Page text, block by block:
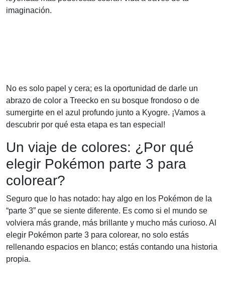
imaginación.
No es solo papel y cera; es la oportunidad de darle un
abrazo de color a Treecko en su bosque frondoso o de
sumergirte en el azul profundo junto a Kyogre. ¡Vamos a
descubrir por qué esta etapa es tan especial!
Un viaje de colores: ¿Por qué
elegir Pokémon parte 3 para
colorear?
Seguro que lo has notado: hay algo en los Pokémon de la
“parte 3” que se siente diferente. Es como si el mundo se
volviera más grande, más brillante y mucho más curioso. Al
elegir Pokémon parte 3 para colorear, no solo estás
rellenando espacios en blanco; estás contando una historia
propia.